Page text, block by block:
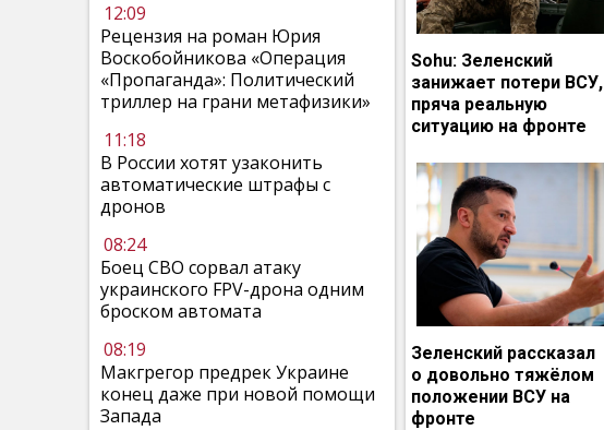
12:09
Рецензия на роман Юрия
Воскобойникова «Операция
«Пропаганда»: Политический
триллер на грани метафизики»
11:18
В России хотят узаконить
автоматические штрафы с
дронов
08:24
Боец СВО сорвал атаку
украинского FPV-дрона одним
броском автомата
08:19
Макгрегор предрек Украине
конец даже при новой помощи
Запада
Sohu: Зеленский
занижает потери ВСУ,
пряча реальную
ситуацию на фронте
Зеленский рассказал
о довольно тяжёлом
положении ВСУ на
фронте